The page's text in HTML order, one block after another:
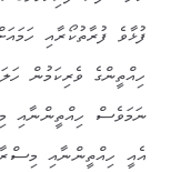
ފުޅާވެ ފުރާތުކޯރާއި
ހިއްތީންގެ ވެރިކަމުން
ނަމަވެސް ހިއްތީންނާއި
އެއީ ހިއްތީންނާއި